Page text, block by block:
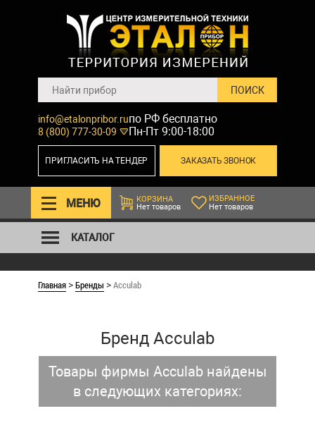
info@etalonpribor.ru
8 (800) 777-30-09
по РФ бесплатно
Пн-Пт 9:00-18:00
ЗАКАЗАТЬ ЗВОНОК
ПРИГЛАСИТЬ НА ТЕНДЕР
МЕНЮ
КОРЗИНА
Нет товаров
ИЗБРАННОЕ
Нет товаров
КАТАЛОГ
Главная >Бренды >Acculab
Бренд Acculab
Товары фирмы Acculab найдены
в следующих категориях: